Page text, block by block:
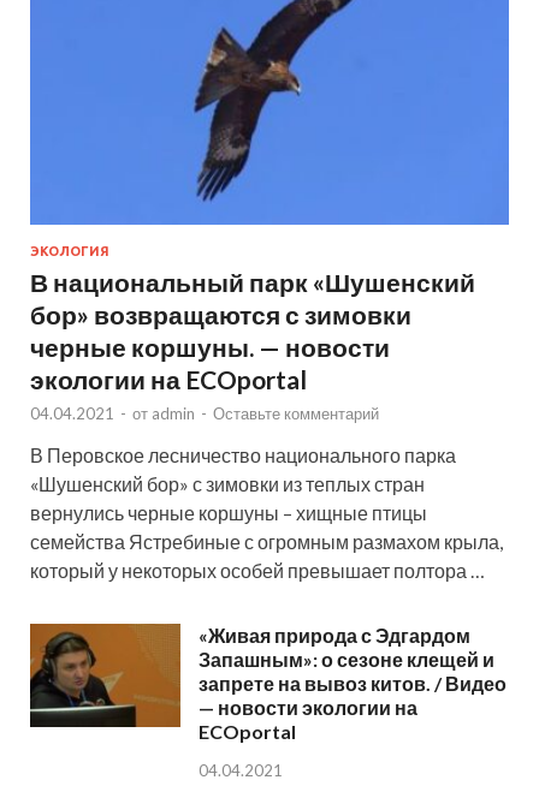
ЭКОЛОГИЯ
В национальный парк «Шушенский
бор» возвращаются с зимовки
черные коршуны. — новости
экологии на ECOportal
04.04.2021 - от admin - Оставьте комментарий
В Перовское лесничество национального парка
«Шушенский бор» с зимовки из теплых стран
вернулись черные коршуны – хищные птицы
семейства Ястребиные с огромным размахом крыла,
который у некоторых особей превышает полтора …
«Живая природа с Эдгардом
Запашным»: о сезоне клещей и
запрете на вывоз китов. / Видео
— новости экологии на
ECOportal
04.04.2021